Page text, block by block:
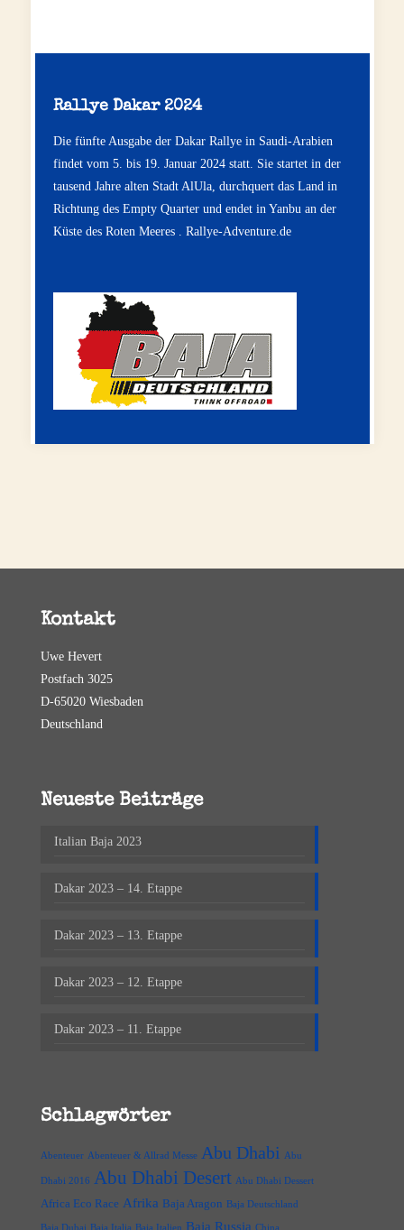
Rallye Dakar 2024
Die fünfte Ausgabe der Dakar Rallye in Saudi-Arabien
findet vom 5. bis 19. Januar 2024 statt. Sie startet in der
tausend Jahre alten Stadt AlUla, durchquert das Land in
Richtung des Empty Quarter und endet in Yanbu an der
Küste des Roten Meeres . Rallye-Adventure.de
Kontakt
Uwe Hevert
Postfach 3025
D-65020 Wiesbaden
Deutschland
Neueste Beiträge
Italian Baja 2023
Dakar 2023 – 14. Etappe
Dakar 2023 – 13. Etappe
Dakar 2023 – 12. Etappe
Dakar 2023 – 11. Etappe
Schlagwörter
Abenteuer Abenteuer & Allrad Messe Abu Dhabi Abu
Dhabi 2016 Abu Dhabi Desert Abu Dhabi Dessert
Africa Eco Race Afrika Baja Aragon Baja Deutschland
Baja Dubai Baja Italia Baja Italien Baja Russia China